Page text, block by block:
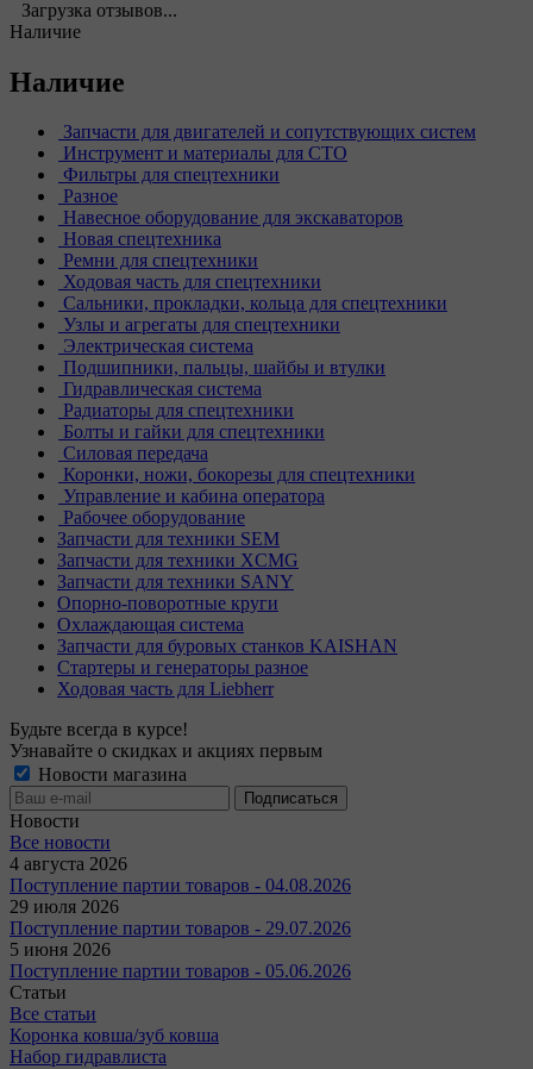
Загрузка отзывов...
Наличие
Наличие
Запчасти для двигателей и сопутствующих систем
Инструмент и материалы для СТО
Фильтры для спецтехники
Разное
Навесное оборудование для экскаваторов
Новая спецтехника
Ремни для спецтехники
Ходовая часть для спецтехники
Сальники, прокладки, кольца для спецтехники
Узлы и агрегаты для спецтехники
Электрическая система
Подшипники, пальцы, шайбы и втулки
Гидравлическая система
Радиаторы для спецтехники
Болты и гайки для спецтехники
Силовая передача
Коронки, ножи, бокорезы для спецтехники
Управление и кабина оператора
Рабочее оборудование
Запчасти для техники SEM
Запчасти для техники XCMG
Запчасти для техники SANY
Опорно-поворотные круги
Охлаждающая система
Запчасти для буровых станков KAISHAN
Стартеры и генераторы разное
Ходовая часть для Liebherr
Будьте всегда в курсе!
Узнавайте о скидках и акциях первым
Новости магазина
Новости
Все новости
4 августа 2026
Поступление партии товаров - 04.08.2026
29 июля 2026
Поступление партии товаров - 29.07.2026
5 июня 2026
Поступление партии товаров - 05.06.2026
Статьи
Все статьи
Коронка ковша/зуб ковша
Набор гидравлиста